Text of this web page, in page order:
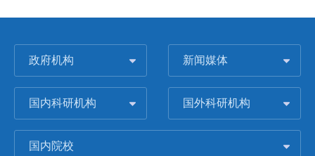
政府机构 新闻媒体
国内科研机构 国外科研机构
国内院校